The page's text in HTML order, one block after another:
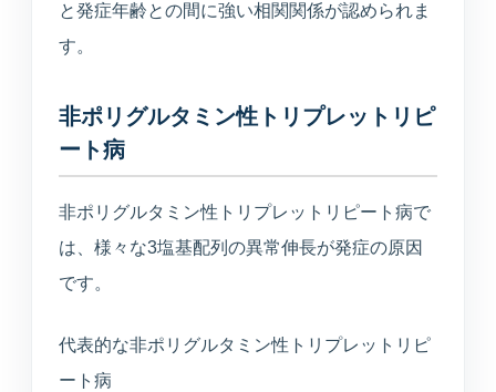
所在地・駐車場・来院方法
募集中の職種と応募方法
アクセス
と発症年齢との間に強い相関関係が認められま
す。
非ポリグルタミン性トリプレットリピ
ート病
非ポリグルタミン性トリプレットリピート病で
は、様々な3塩基配列の異常伸長が発症の原因
です。
代表的な非ポリグルタミン性トリプレットリピ
ート病